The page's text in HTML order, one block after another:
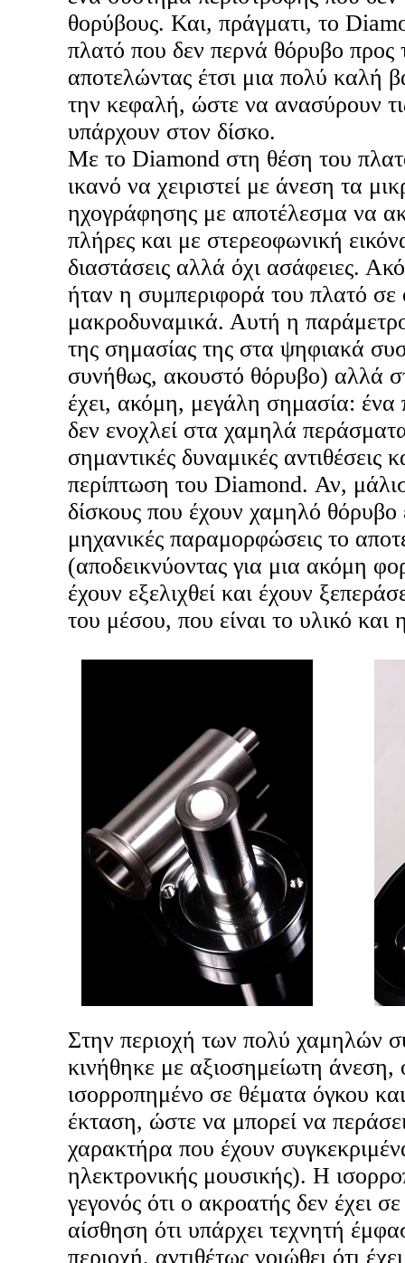
θορύβους. Και, πράγματι, το
πλατό που δεν περνά θόρυβο προς
αποτελώντας έτσι μια πολύ καλή
την κεφαλή, ώστε να ανασύρουν
υπάρχουν στον δίσκο.
Με το Diamond στη θέση του
ικανό να χειριστεί με άνεση τα
ηχογράφησης με αποτέλεσμα να
πλήρες και με στερεοφωνική
διαστάσεις αλλά όχι ασάφειες.
ήταν η συμπεριφορά του πλατό σε
μακροδυναμικά. Αυτή η
της σημασίας της στα ψηφιακά
συνήθως, ακουστό θόρυβο) αλλά
έχει, ακόμη, μεγάλη σημασία:
δεν ενοχλεί στα χαμηλά
σημαντικές δυναμικές αντιθέσεις
περίπτωση του Diamond. Αν,
δίσκους που έχουν χαμηλό θόρυβο
μηχανικές παραμορφώσεις το
(αποδεικνύοντας για μια ακόμη
έχουν εξελιχθεί και έχουν
του μέσου, που είναι το υλικό
Στην περιοχή των πολύ χαμηλών
κινήθηκε με αξιοσημείωτη
ισορροπημένο σε θέματα όγκου
έκταση, ώστε να μπορεί να
χαρακτήρα που έχουν
ηλεκτρονικής μουσικής). Η
γεγονός ότι ο ακροατής δεν έχει
αίσθηση ότι υπάρχει τεχνητή
περιοχή, αντιθέτως νοιώθει ότι